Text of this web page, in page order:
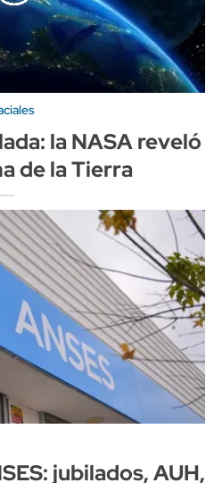
la NASA reveló
de la Tierra
jubilados, AUH,